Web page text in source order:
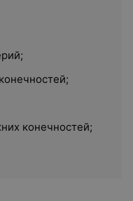
конечностей;